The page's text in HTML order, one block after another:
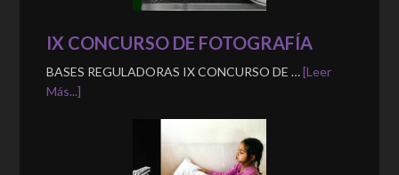
IX CONCURSO DE FOTOGRAFÍA
BASES REGULADORAS IX CONCURSO DE …[Leer
Más...]